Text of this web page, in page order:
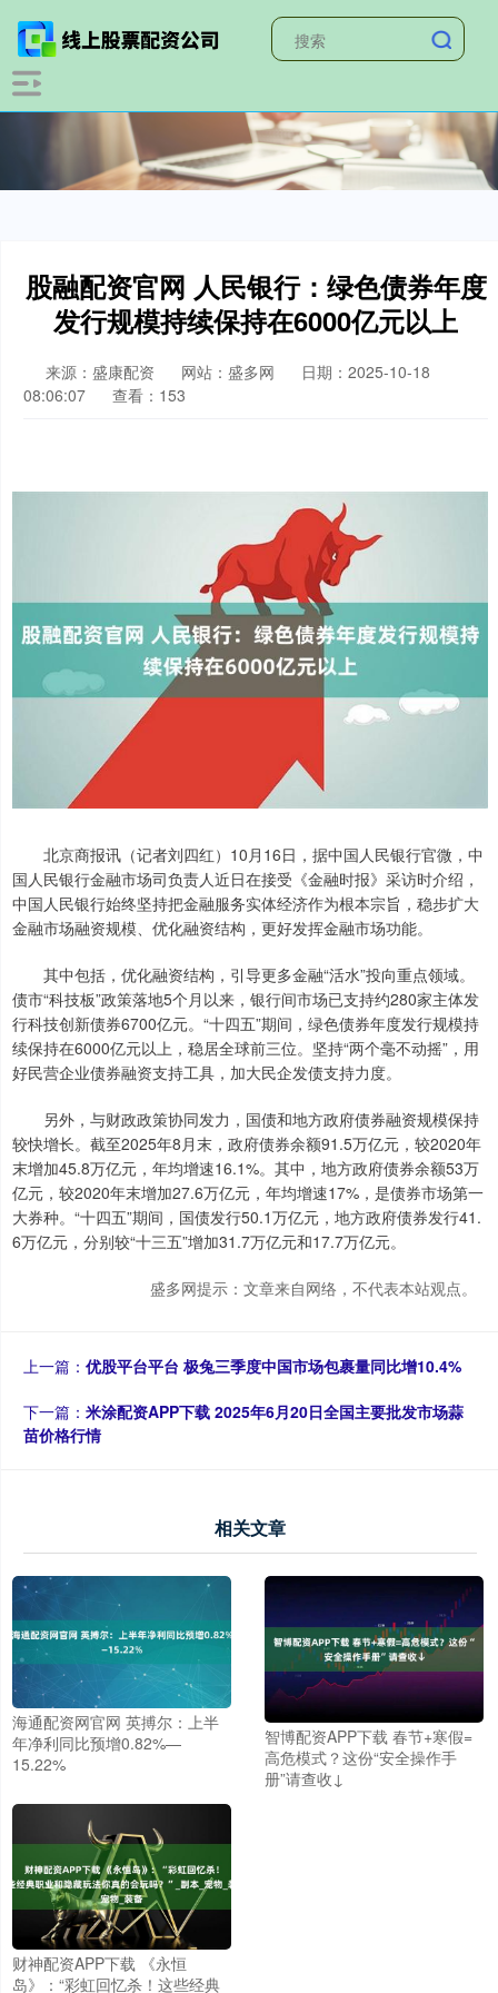
股融配资官网 人民银行：绿色债券年度
发行规模持续保持在6000亿元以上
来源：盛康配资 网站：盛多网
日期：2025-10-18
08:06:07
查看：153
北京商报讯（记者刘四红）10月16日，据中国人民银行官微，中
国人民银行金融市场司负责人近日在接受《金融时报》采访时介绍，
中国人民银行始终坚持把金融服务实体经济作为根本宗旨，稳步扩大
金融市场融资规模、优化融资结构，更好发挥金融市场功能。
其中包括，优化融资结构，引导更多金融“活水”投向重点领域。
债市“科技板”政策落地5个月以来，银行间市场已支持约280家主体发
行科技创新债券6700亿元。“十四五”期间，绿色债券年度发行规模持
续保持在6000亿元以上，稳居全球前三位。坚持“两个毫不动摇”，用
好民营企业债券融资支持工具，加大民企发债支持力度。
另外，与财政政策协同发力，国债和地方政府债券融资规模保持
较快增长。截至2025年8月末，政府债券余额91.5万亿元，较2020年
末增加45.8万亿元，年均增速16.1%。其中，地方政府债券余额53万
亿元，较2020年末增加27.6万亿元，年均增速17%，是债券市场第一
大券种。“十四五”期间，国债发行50.1万亿元，地方政府债券发行41.
6万亿元，分别较“十三五”增加31.7万亿元和17.7万亿元。
盛多网提示：文章来自网络，不代表本站观点。
上一篇： 优股平台平台 极兔三季度中国市场包裹量同比增10.4%
下一篇： 米涂配资APP下载 2025年6月20日全国主要批发市场蒜
苗价格行情
相关文章
海通配资网官网 英搏尔：上半
年净利同比预增0.82%—
15.22%
智博配资APP下载 春节+寒假=
高危模式？这份“安全操作手
册”请查收↓
财神配资APP下载 《永恒
岛》：“彩虹回忆杀！这些经典